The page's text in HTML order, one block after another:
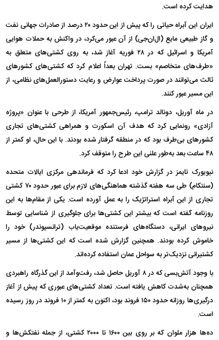
هدایت کرده است.
ایران این آبراه حیاتی را که پیش از این حدود ۲۰ درصد از صادرات جهانی نفت
و گاز طبیعی مایع (ال‌ان‌جی) از آن عبور می‌کرد، در واکنش به حملات هوایی
آمریکا و اسرائیل که در ۲۸ فوریه آغاز شد، به روی کشتی‌های متعلق به
«طرف‌های متخاصم» بست. تهران بعداً اعلام کرد که کشتی‌های کشور‌های
ثالث می‌توانند در صورت پرداخت عوارض و رعایت دستورالعمل‌های نظامی، از
این مسیر عبور کنند.
در ماه آوریل، دونالد ترامپ، رئیس‌جمهور آمریکا، از طرحی با عنوان «پروژه
آزادی» رونمایی کرد که هدف آن اسکورت و همراهی کشتی‌های تجاری
کشور‌های بی‌طرف بود که در منطقه گرفتار شده بودند. با این حال، او کمتر از
۴۸ ساعت بعد به‌طور علنی این طرح را متوقف کرد.
نیویورک تایمز در گزارش خود ادعا کرد که فرماندهی مرکزی ایالات متحده
(سنتکام) طی سه هفته گذشته هماهنگی‌های لازم برای عبور حدود ۷۰ کشتی
تجاری از این آبراه استراتژیک را به عمل آورده است. یکی از مقام‌ها به این
روزنامه گفته است که بیشتر این کشتی‌ها برای جلوگیری از شناسایی توسط
نیرو‌های ایرانی، دستگاه‌های فرستنده موقعیت‌یاب (ترانسپوندر) خود را
خاموش کرده بودند. همچنین گزارش شده است که این کشتی‌ها از مسیر
کشتیرانی نزدیک‌تر به سواحل عمان استفاده کرده‌اند.
با وجود آتش‌بسی که در ۸ آوریل حاصل شد، رفت‌وآمد از این گذرگاه راهبردی
همچنان به‌شدت کاهش یافته است. تعداد کشتی‌های عبوری که پیش از آغاز
درگیری‌ها روزانه حدود ۱۵۰ فروند بود، اکنون به کمتر از ۱۰ فروند در روز رسیده
است.
ده‌ها هزار ملوان که بر روی بین ۱۶۰۰ تا ۲۰۰۰ کشتی، از جمله نفتکش‌ها و